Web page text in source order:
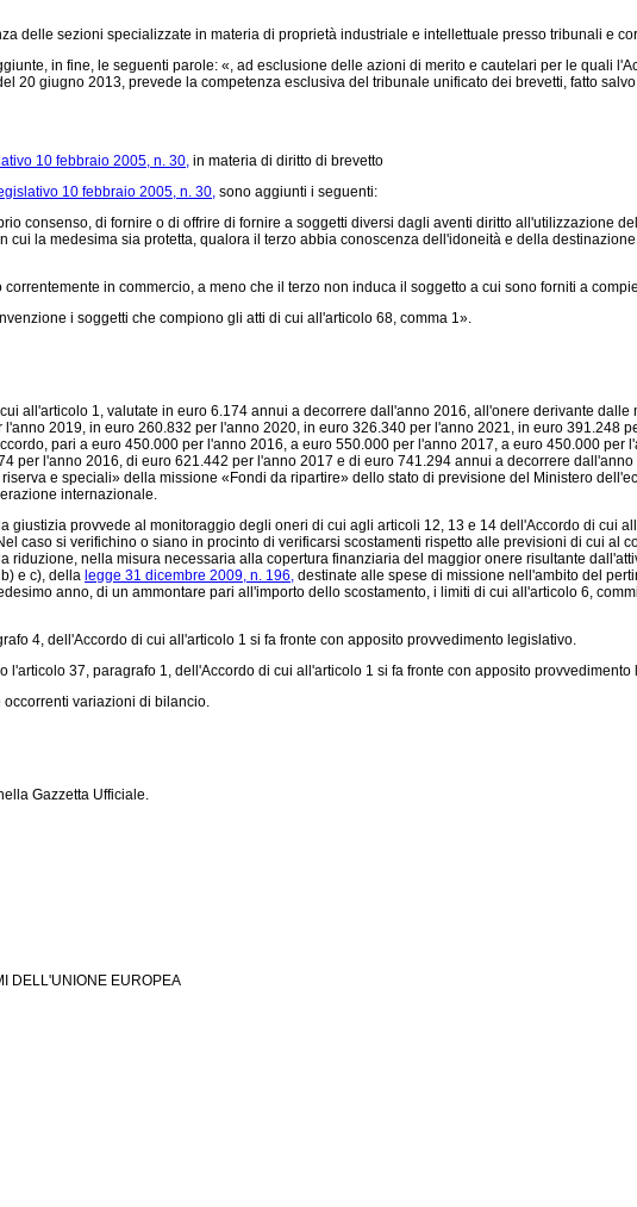
delle sezioni specializzate in materia di proprietà industriale e intellettuale presso tribunali e
in fine, le seguenti parole: «, ad esclusione delle azioni di merito e cautelari per le quali
giugno 2013, prevede la competenza esclusiva del tribunale unificato dei brevetti, fatto
10 febbraio 2005, n. 30, in materia di diritto di brevetto
10 febbraio 2005, n. 30, sono aggiunti i seguenti:
consenso, di fornire o di offrire di fornire a soggetti diversi dagli aventi diritto all'utilizzazione
la medesima sia protetta, qualora il terzo abbia conoscenza dell'idoneità e della
in commercio, a meno che il terzo non induca il soggetto a cui sono forniti a
i soggetti che compiono gli atti di cui all'articolo 68, comma 1».
all'articolo 1, valutate in euro 6.174 annui a decorrere dall'anno 2016, all'onere derivante dalle
2019, in euro 260.832 per l'anno 2020, in euro 326.340 per l'anno 2021, in euro 391.248
pari a euro 450.000 per l'anno 2016, a euro 550.000 per l'anno 2017, a euro 450.000 per
l'anno 2016, di euro 621.442 per l'anno 2017 e di euro 741.294 annui a decorrere
e speciali» della missione «Fondi da ripartire» dello stato di previsione del Ministero
internazionale.
giustizia provvede al monitoraggio degli oneri di cui agli articoli 12, 13 e 14 dell'Accordo di cui
caso si verifichino o siano in procinto di verificarsi scostamenti rispetto alle previsioni di cui al
nella misura necessaria alla copertura finanziaria del maggior onere risultante
e c), della legge 31 dicembre 2009, n. 196, destinate alle spese di missione nell'ambito del
anno, di un ammontare pari all'importo dello scostamento, i limiti di cui all'articolo 6,
4, dell'Accordo di cui all'articolo 1 si fa fronte con apposito provvedimento legislativo.
37, paragrafo 1, dell'Accordo di cui all'articolo 1 si fa fronte con apposito provvedimento
variazioni di bilancio.
Gazzetta Ufficiale.
DELL'UNIONE EUROPEA